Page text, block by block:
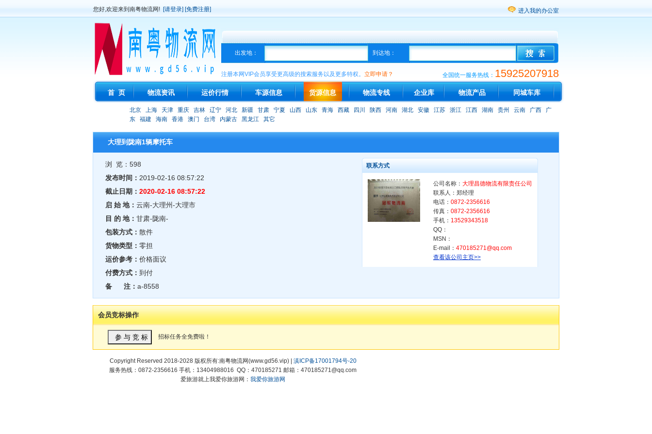
您好,欢迎来到南粤物流网! [请登录] [免费注册] 进入我的办公室
出发地： 到达地：
注册本网VIP会员享受更高级的搜索服务以及更多特权。 立即申请？ 全国统一服务热线： 15925207918
首 页 物流资讯 运价行情 车源信息 货源信息 物流专线 企业库 物流产品 同城车库
北京 上海 天津 重庆 吉林 辽宁 河北 新疆 甘肃 宁夏 山西 山东 青海 西藏 四川 陕西 河南 湖北 安徽 江苏 浙江 江西 湖南 贵州 云南 广西
广
东
福建 海南 香港 澳门 台湾 内蒙古 黑龙江 其它
大理到陇南1辆摩托车
浏 览：598
发布时间： 2019-02-16 08:57:22
截止日期： 2020-02-16 08:57:22
启 始 地： 云南-大理州-大理市
目 的 地： 甘肃-陇南-
包装方式： 散件
货物类型： 零担
运价参考： 价格面议
付费方式： 到付
备 注： a-8558
联系方式
公司名称： 大理昌德物流有限责任公司
联系人：郑经理
电话： 0872-2356616
传真： 0872-2356616
手机： 13529343518
QQ：
MSN：
E-mail： 470185271@qq.com
查看该公司主页>>
会员竞标操作
招标任务全免费啦！
Copyright Reserved 2018-2028 版权所有:南粤物流网(www.gd56.vip) | 滇ICP备17001794号-20
服务热线：0872-2356616 手机：13404988016 QQ：470185271 邮箱：470185271@qq.com
爱旅游就上我爱你旅游网： 我爱你旅游网